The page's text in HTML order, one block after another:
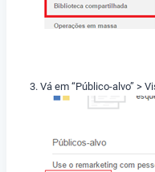
Vá em “Público-alvo” >